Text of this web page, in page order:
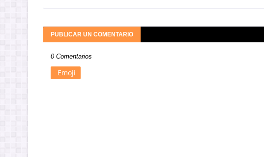
PUBLICAR UN COMENTARIO
0 Comentarios
Emoji